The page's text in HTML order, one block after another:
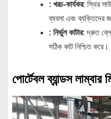
: খরচ-কার্যকর: স্থির
ব্যবসা এবং ব্যক্তিদের
: নির্ভুল কাটার: দ্রুত
সঠিক কাট নিশ্চিত করে।
পোর্টেবল ব্যান্ডস